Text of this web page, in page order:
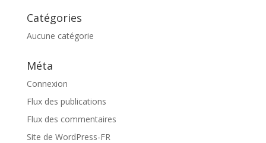
Catégories
Aucune catégorie
Méta
Connexion
Flux des publications
Flux des commentaires
Site de WordPress-FR